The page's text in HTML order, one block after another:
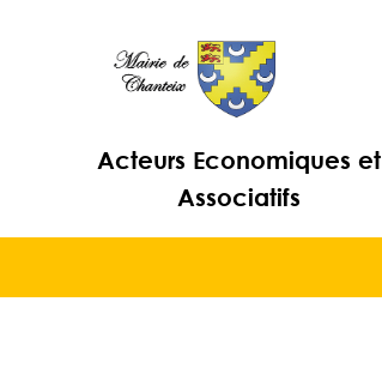
Acteurs Economiques et
Associatifs